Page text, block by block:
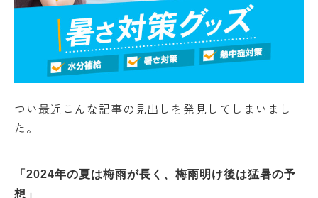
つい最近こんな記事の見出しを発見してしまいまし
た。
「2024年の夏は梅雨が長く、梅雨明け後は猛暑の予
想」